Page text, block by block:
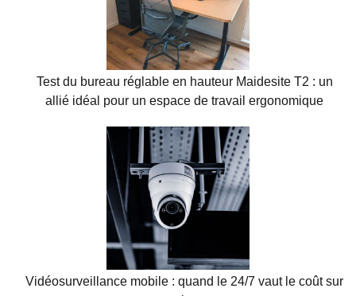
Test du bureau réglable en hauteur Maidesite T2 : un
allié idéal pour un espace de travail ergonomique
Vidéosurveillance mobile : quand le 24/7 vaut le coût sur